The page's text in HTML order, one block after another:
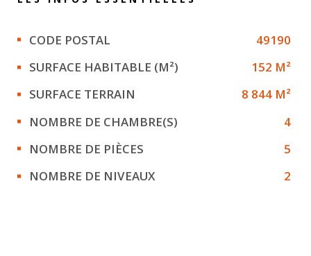
Caractérisque Valeurs
CODE POSTAL
49190
SURFACE HABITABLE (M²)
152 M²
SURFACE TERRAIN
8 844 M²
NOMBRE DE CHAMBRE(S)
4
NOMBRE DE PIÈCES
5
NOMBRE DE NIVEAUX
2